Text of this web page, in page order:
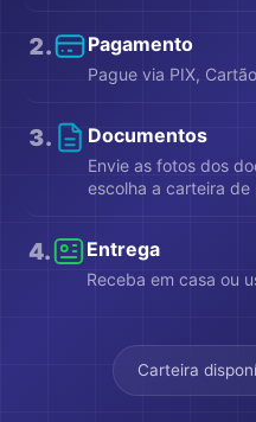
2. Pagamento
Pague via PIX,
3. Documentos
Envie as fotos dos
escolha a carteira de
4. Entrega
Receba em casa ou
Carteira